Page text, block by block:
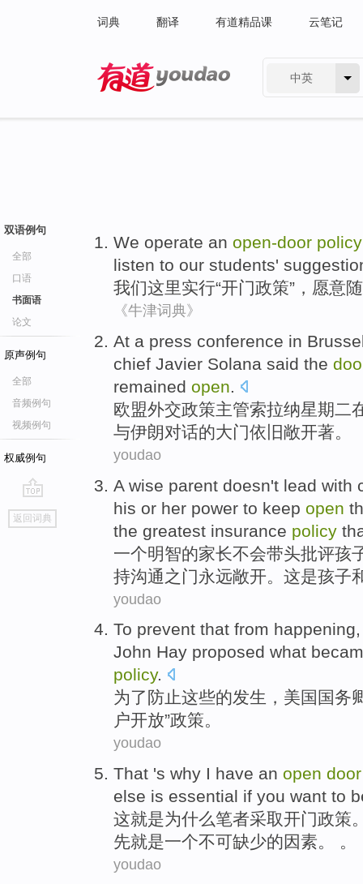
词典 翻译 有道精品课 云笔记
中英
双语例句
全部
口语
书面语
论文
原声例句
全部
音频例句
视频例句
权威例句
go
top
返回词典
We operate an open-door policy
listen to our students'
我们这里实行“开门政策”，愿意
《牛津词典》
At a press conference in
chief Javier Solana said the
remained open.
欧盟外交政策主管索拉纳星期二
与伊朗对话的大门依旧敞开著。
youdao
A wise parent doesn't lead with
his or her power to keep open
the greatest insurance policy
一个明智的家长不会带头批评孩
持沟通 之门永远敞开。 这是孩子
youdao
To prevent that from happening
John Hay proposed what
policy.
为了 防止这些的发生 ， 美国 国务
户开放”政策。
youdao
That 's why I have an open door
else is essential if you want to
这就是为什么笔者采取开门政策
先就是一个不可缺少的因素。 。
youdao